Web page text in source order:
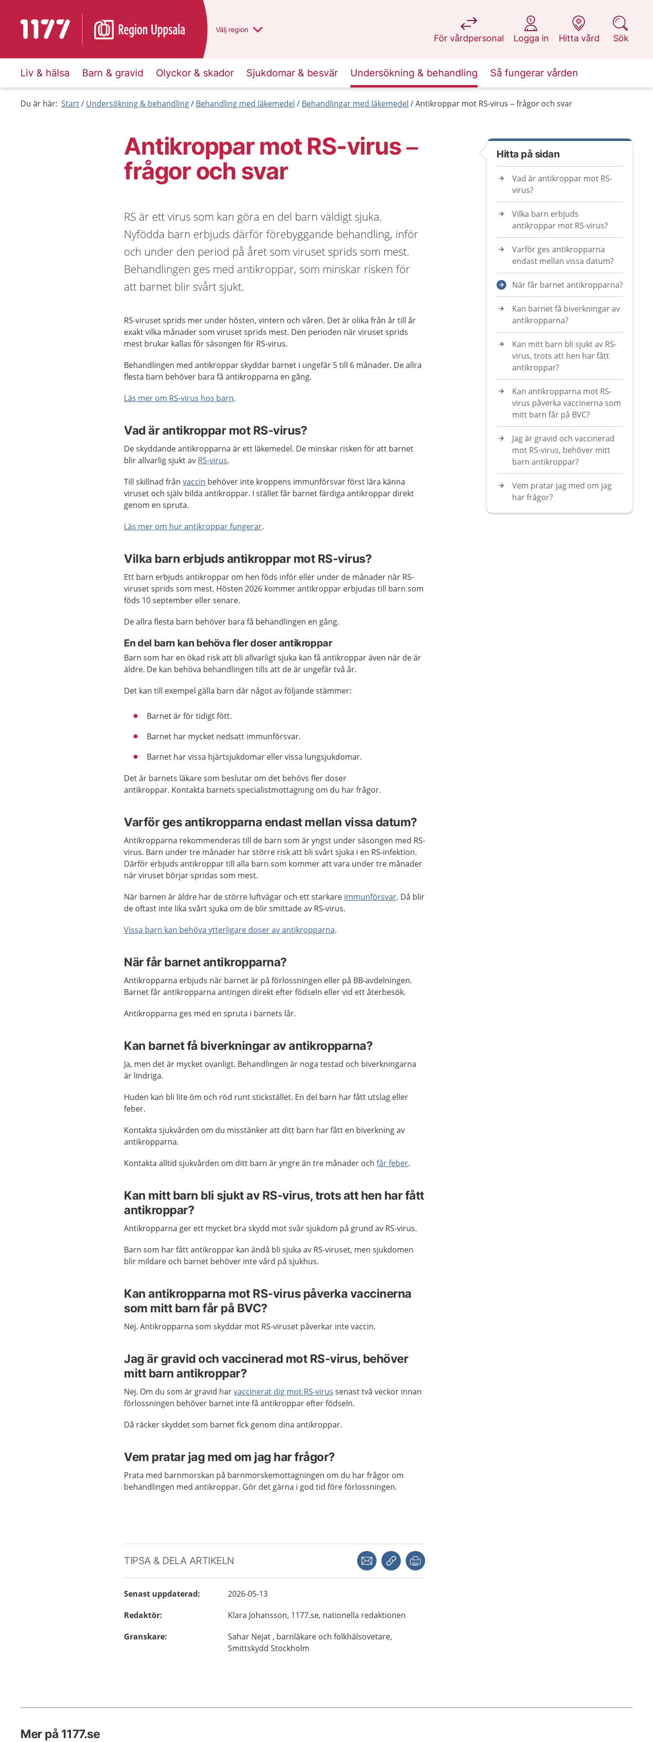
Till startsidan för 1177 Du har valt region
Välj en annan
region
För vårdpersonal
på 1177.se
Logga in
på 1177.se
Hitta vård
på 1177.se
Sök
på 1177.se
Liv & hälsa Barn & gravid Olyckor & skador Sjukdomar & besvär Undersökning & behandling Så fungerar vården
Du är här: Start Undersökning & behandling Behandling med läkemedel Behandlingar med läkemedel Antikroppar mot RS-virus – frågor och svar
Antikroppar mot RS-virus –
frågor och svar
RS är ett virus som kan göra en del barn väldigt sjuka.
Nyfödda barn erbjuds därför förebyggande behandling, inför
och under den period på året som viruset sprids som mest.
Behandlingen ges med antikroppar, som minskar risken för
att barnet blir svårt sjukt.
RS-viruset sprids mer under hösten, vintern och våren. Det är olika från år till år
exakt vilka månader som viruset sprids mest. Den perioden när viruset sprids
mest brukar kallas för säsongen för RS-virus.
Behandlingen med antikroppar skyddar barnet i ungefär 5 till 6 månader. De allra
flesta barn behöver bara få antikropparna en gång.
Läs mer om RS-virus hos barn.
Vad är antikroppar mot RS-virus?
De skyddande antikropparna är ett läkemedel. De minskar risken för att barnet
blir allvarlig sjukt av RS-virus.
Till skillnad frånvaccin behöver inte kroppens immunförsvar först lära känna
viruset och själv bilda antikroppar. I stället får barnet färdiga antikroppar direkt
genom en spruta.
Läs mer om hur antikroppar fungerar.
Vilka barn erbjuds antikroppar mot RS-virus?
Ett barn erbjuds antikroppar om hen föds inför eller under de månader när RS-
viruset sprids som mest. Hösten 2026 kommer antikroppar erbjudas till barn som
föds 10 september eller senare.
De allra flesta barn behöver bara få behandlingen en gång.
En del barn kan behöva fler doser antikroppar
Barn som har en ökad risk att bli allvarligt sjuka kan få antikroppar även när de är
äldre. De kan behöva behandlingen tills att de är ungefär två år.
Det kan till exempel gälla barn där något av följande stämmer:
Barnet är för tidigt fött.
Barnet har mycket nedsatt immunförsvar.
Barnet har vissa hjärtsjukdomar eller vissa lungsjukdomar.
Det är barnets läkare som beslutar om det behövs fler doser
antikroppar. Kontakta barnets specialistmottagning om du har frågor.
Varför ges antikropparna endast mellan vissa datum?
Antikropparna rekommenderas till de barn som är yngst under säsongen med RS-
virus. Barn under tre månader har större risk att bli svårt sjuka i en RS-infektion.
Därför erbjuds antikroppar till alla barn som kommer att vara under tre månader
när viruset börjar spridas som mest.
När barnen är äldre har de större luftvägar och ett starkare immunförsvar. Då blir
de oftast inte lika svårt sjuka om de blir smittade av RS-virus.
Vissa barn kan behöva ytterligare doser av antikropparna.
När får barnet antikropparna?
Antikropparna erbjuds när barnet är på förlossningen eller på BB-avdelningen.
Barnet får antikropparna antingen direkt efter födseln eller vid ett återbesök.
Antikropparna ges med en spruta i barnets lår.
Kan barnet få biverkningar av antikropparna?
Ja, men det är mycket ovanligt. Behandlingen är noga testad och biverkningarna
är lindriga.
Huden kan bli lite öm och röd runt stickstället. En del barn har fått utslag eller
feber.
Kontakta sjukvården om du misstänker att ditt barn har fått en biverkning av
antikropparna.
Kontakta alltid sjukvården om ditt barn är yngre än tre månader ochfår feber.
Kan mitt barn bli sjukt av RS-virus, trots att hen har fått
antikroppar?
Antikropparna ger ett mycket bra skydd mot svår sjukdom på grund av RS-virus.
Barn som har fått antikroppar kan ändå bli sjuka av RS-viruset, men sjukdomen
blir mildare och barnet behöver inte vård på sjukhus.
Kan antikropparna mot RS-virus påverka vaccinerna
som mitt barn får på BVC?
Nej. Antikropparna som skyddar mot RS-viruset påverkar inte vaccin.
Jag är gravid och vaccinerad mot RS-virus, behöver
mitt barn antikroppar?
Nej. Om du som är gravid harvaccinerat dig mot RS-virus senast två veckor innan
förlossningen behöver barnet inte få antikroppar efter födseln.
Då räcker skyddet som barnet fick genom dina antikroppar.
Vem pratar jag med om jag har frågor?
Prata med barnmorskan på barnmorskemottagningen om du har frågor om
behandlingen med antikroppar. Gör det gärna i god tid före förlossningen.
TIPSA & DELA ARTIKELN Dela via mejlKopiera länk
Senast uppdaterad:
2026-05-13
Redaktör: Klara Johansson, 1177.se, nationella redaktionen
Granskare: Sahar Nejat , barnläkare och folkhälsovetare,
Smittskydd Stockholm
Hitta på sidan
Vad är antikroppar mot RS-
virus?
Vilka barn erbjuds
antikroppar mot RS-virus?
Varför ges antikropparna
endast mellan vissa datum?
När får barnet antikropparna?
Kan barnet få biverkningar av
antikropparna?
Kan mitt barn bli sjukt av RS-
virus, trots att hen har fått
antikroppar?
Kan antikropparna mot RS-
virus påverka vaccinerna som
mitt barn får på BVC?
Jag är gravid och vaccinerad
mot RS-virus, behöver mitt
barn antikroppar?
Vem pratar jag med om jag
har frågor?
Mer på 1177.se